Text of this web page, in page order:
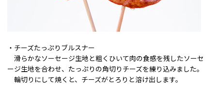
・チーズたっぷりブルスナー
滑らかなソーセージ生地と粗くひいて肉の食感を残したソーセ
ージ生地を合わせ、たっぷりの角切りチーズを練り込みました。
輪切りにして焼くと、チーズがとろりと溶け出します。